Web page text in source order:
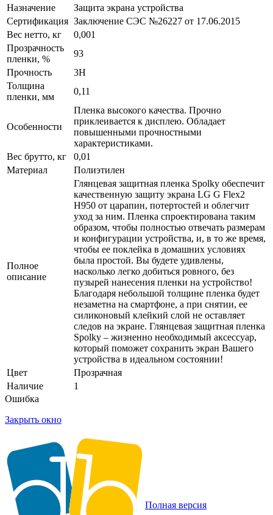
Назначение
Защита экрана устройства
Сертификация Заключение СЭС №26227 от 17.06.2015
Вес нетто, кг
0,001
Прозрачность
пленки, %
93
Прочность
3H
Толщина
пленки, мм
0,11
Особенности
Пленка высокого качества. Прочно
приклеивается к дисплею. Обладает
повышенными прочностными
характеристиками.
Вес брутто, кг
0,01
Материал
Полиэтилен
Полное
описание
Глянцевая защитная пленка Spolky обеспечит
качественную защиту экрана LG G Flex2
H950 от царапин, потертостей и облегчит
уход за ним. Пленка спроектирована таким
образом, чтобы полностью отвечать размерам
и конфигурации устройства, и, в то же время,
чтобы ее поклейка в домашних условиях
была простой. Вы будете удивлены,
насколько легко добиться ровного, без
пузырей нанесения пленки на устройство!
Благодаря небольшой толщине пленка будет
незаметна на смартфоне, а при снятии, ее
силиконовый клейкий слой не оставляет
следов на экране. Глянцевая защитная пленка
Spolky – жизненно необходимый аксессуар,
который поможет сохранить экран Вашего
устройства в идеальном состоянии!
Цвет
Прозрачная
Наличие
1
Ошибка
Закрыть окно
Полная версия